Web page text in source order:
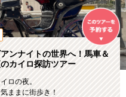
ンナイトの世界へ！馬車＆
カイロ探訪ツアー
ロの夜。
ままに街歩き！